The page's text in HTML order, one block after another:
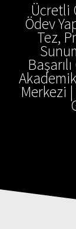
Ücretli
Ödev
Tez,
Merkezi